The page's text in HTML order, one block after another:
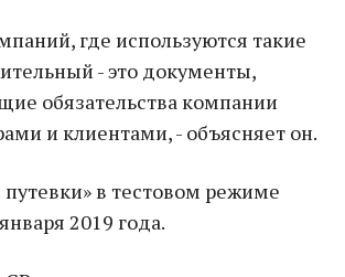
где используются такие
- это документы,
обязательства компании
и клиентами, - объясняет он.
в тестовом режиме
2019 года.